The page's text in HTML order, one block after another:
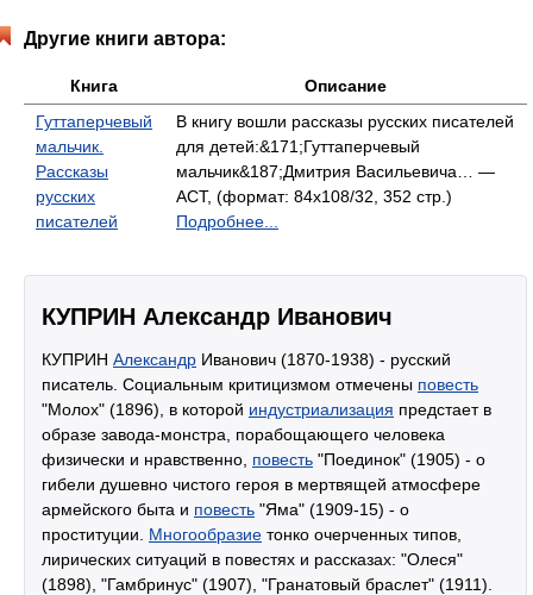
Другие книги автора:
Книга
Описание
Гуттаперчевый
мальчик.
Рассказы
русских
писателей
В книгу вошли рассказы русских писателей
для детей:&171;Гуттаперчевый
мальчик&187;Дмитрия Васильевича… —
АСТ, (формат: 84x108/32, 352 стр.)
Подробнее...
КУПРИН Александр Иванович
КУПРИН Александр Иванович (1870-1938) - русский
писатель. Социальным критицизмом отмечены повесть
"Молох" (1896), в которой индустриализация предстает в
образе завода-монстра, порабощающего человека
физически и нравственно, повесть "Поединок" (1905) - о
гибели душевно чистого героя в мертвящей атмосфере
армейского быта и повесть "Яма" (1909-15) - о
проституции. Многообразие тонко очерченных типов,
лирических ситуаций в повестях и рассказах: "Олеся"
(1898), "Гамбринус" (1907), "Гранатовый браслет" (1911).